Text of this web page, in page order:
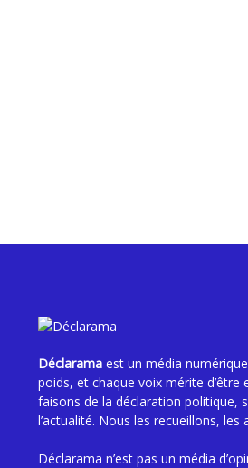
Déclarama est un média
poids, et chaque voix mérite d’être
faisons de la déclaration politique,
l’actualité. Nous les recueillons,
Déclarama n’est pas un média